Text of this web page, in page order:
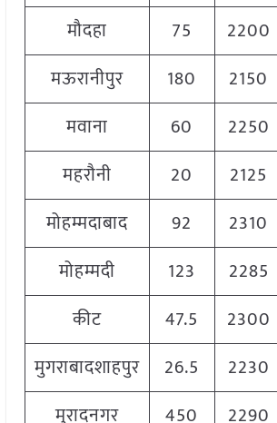
मौदहा
75 2200
मऊरानीपुर
180 2150
मवाना
60 2250
महरौनी
20 2125
मोहम्मदाबाद
92 2310
मोहम्मदी
123 2285
कीट
47.5 2300
मुगराबादशाहपुर
26.5 2230
मुरादनगर
450 2290